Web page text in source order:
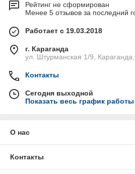
Рейтинг не сформирован
Менее 5 отзывов за последний
Работает с 19.03.2018
г. Караганда
ул. Штурманская 1/9, Караганда,
Контакты
Сегодня выходной
Показать весь график работы
О нас
Контакты